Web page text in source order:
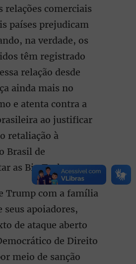
relações comerciais
países prejudicam
na verdade, os
têm registrado
relação desde
ainda mais no
e atenta contra a
ao justificar
retaliação à
Brasil de
as Big Techs.
Trump com a família
seus apoiadores,
de ataque aberto
de Direito
meio de sanção